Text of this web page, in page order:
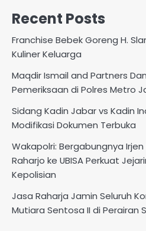
Recent Posts
Franchise Bebek Goreng H.
Kuliner Keluarga
Maqdir Ismail and Partners
Pemeriksaan di Polres Metro
Sidang Kadin Jabar vs Kadin
Modifikasi Dokumen Terbuka
Wakapolri: Bergabungnya Irjen
Raharjo ke UBISA Perkuat
Kepolisian
Jasa Raharja Jamin Seluruh
Mutiara Sentosa II di Perairan